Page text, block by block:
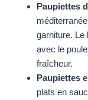
Paupiettes
garniture. Le
avec le
fraîcheur.
Paupiettes
plats en